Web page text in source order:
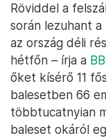
Röviddel a
során lezuhant
az ország déli
hétfőn – írja a
őket kísérő 11
balesetben 66
többtucatnyian
baleset okáról